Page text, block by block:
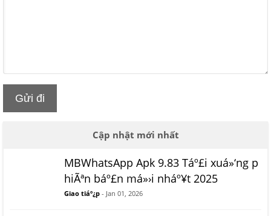
Gửi đi
Cập nhật mới nhất
MBWhatsApp Apk 9.83 Táº£i xuá»‘ng p
hiÃªn báº£n má»›i nháº¥t 2025
Giao tiáº¿p - Jan 01, 2026